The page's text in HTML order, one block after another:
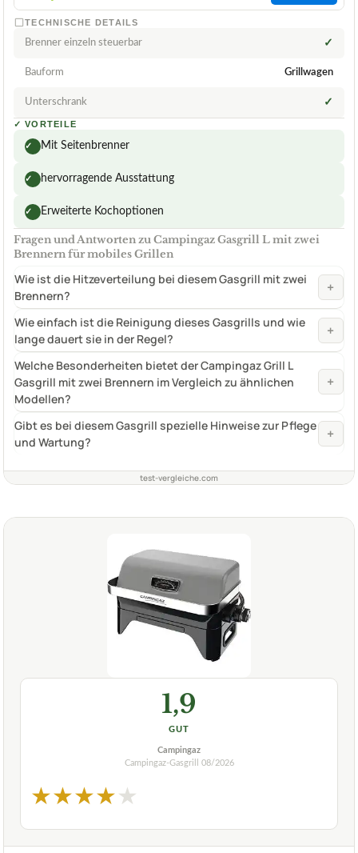
TECHNISCHE DETAILS
Brenner einzeln steuerbar ✓
Bauform Grillwagen
Unterschrank ✓
✓ VORTEILE
✓ Mit Seitenbrenner
✓ hervorragende Ausstattung
✓ Erweiterte Kochoptionen
Fragen und Antworten zu Campingaz Gasgrill L mit zwei
Brennern für mobiles Grillen
Wie ist die Hitzeverteilung bei diesem Gasgrill mit zwei
Brennern?
+
Wie einfach ist die Reinigung dieses Gasgrills und wie
lange dauert sie in der Regel?
+
Welche Besonderheiten bietet der Campingaz Grill L
Gasgrill mit zwei Brennern im Vergleich zu ähnlichen
Modellen?
+
Gibt es bei diesem Gasgrill spezielle Hinweise zur Pflege
und Wartung?
+
test-vergleiche.com
1,9
GUT
Campingaz
Campingaz-Gasgrill
08/2026
★★★★★